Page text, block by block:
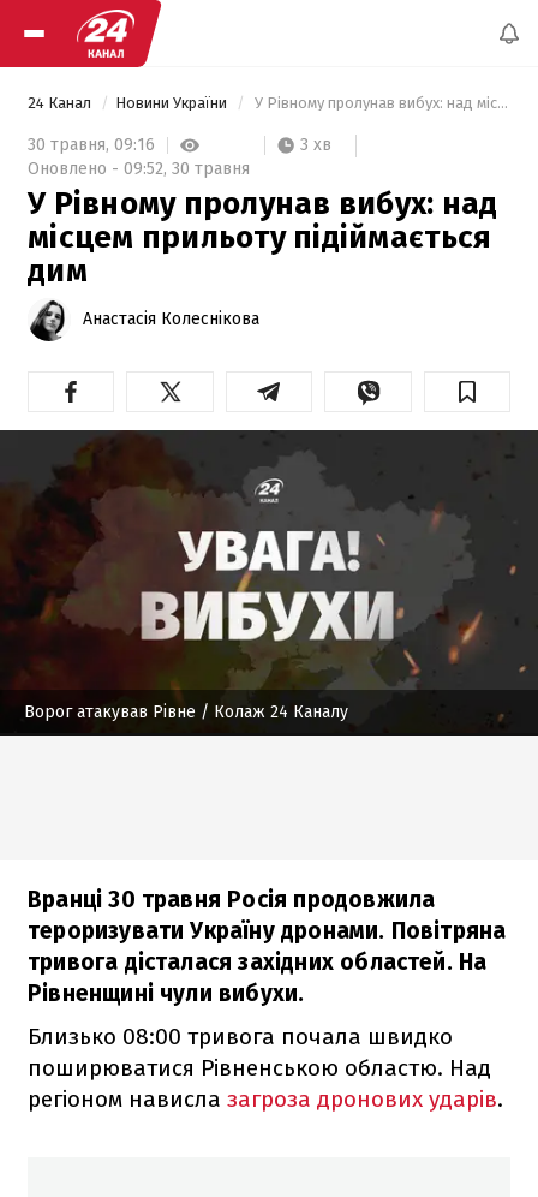
24 Канал Новини України У Рівному пролунав вибух: над місцем прильоту підіймається дим
30 травня, 09:16
3 хв
Оновлено - 09:52, 30 травня
У Рівному пролунав вибух: над
місцем прильоту підіймається
дим
Анастасія Колеснікова
Ворог атакував Рівне / Колаж 24 Каналу
Вранці 30 травня Росія продовжила
тероризувати Україну дронами. Повітряна
тривога дісталася західних областей. На
Рівненщині чули вибухи.
Близько 08:00 тривога почала швидко
поширюватися Рівненською областю. Над
регіоном нависла загроза дронових ударів.